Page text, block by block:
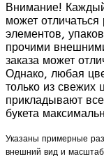
Внимание!
может
элементов,
прочими
заказа может
Однако, любая
только из свежих
прикладывают
букета
Указаны примерные
внешний вид и